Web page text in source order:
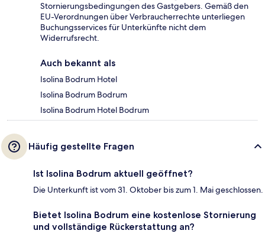
Stornierungsbedingungen des Gastgebers. Gemäß den
EU-Verordnungen über Verbraucherrechte unterliegen
Buchungsservices für Unterkünfte nicht dem
Widerrufsrecht.
Auch bekannt als
Isolina Bodrum Hotel
Isolina Bodrum Bodrum
Isolina Bodrum Hotel Bodrum
Häufig gestellte Fragen
Ist Isolina Bodrum aktuell geöffnet?
Die Unterkunft ist vom 31. Oktober bis zum 1. Mai geschlossen.
Bietet Isolina Bodrum eine kostenlose Stornierung
und vollständige Rückerstattung an?